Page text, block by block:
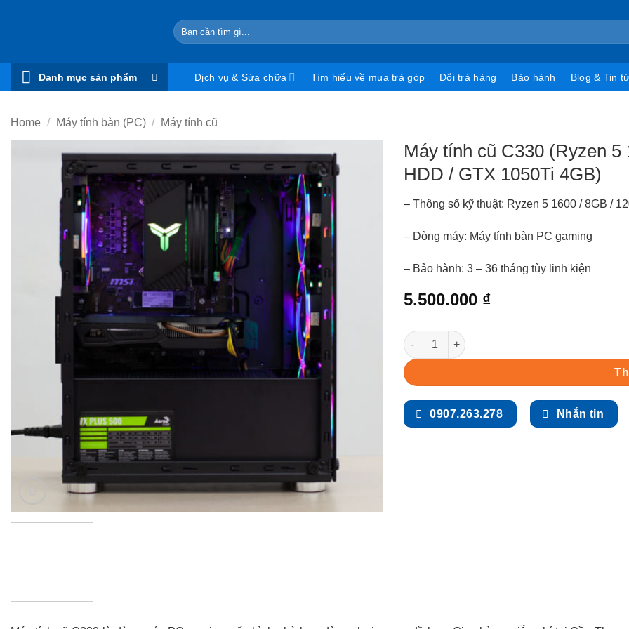
Search
for:
Danh mục sản phẩm Dịch vụ & Sửa chữa Tìm hiểu về mua trả góp Đổi trả hàng Bảo hành Blog & Tin
Home / Máy tính bàn (PC) / Máy tính cũ
Máy tính cũ C330 (Ryzen
HDD / GTX 1050Ti 4GB)
– Thông số kỹ thuật: Ryzen 5 1600 / 8GB /
– Dòng máy: Máy tính bàn PC gaming
– Bảo hành: 3 – 36 tháng tùy linh kiện
5.500.000 ₫
Máy tính cũ C330 (Ryzen 5 1600 / 8GB / 120GB
0907.263.278 Nhắn tin